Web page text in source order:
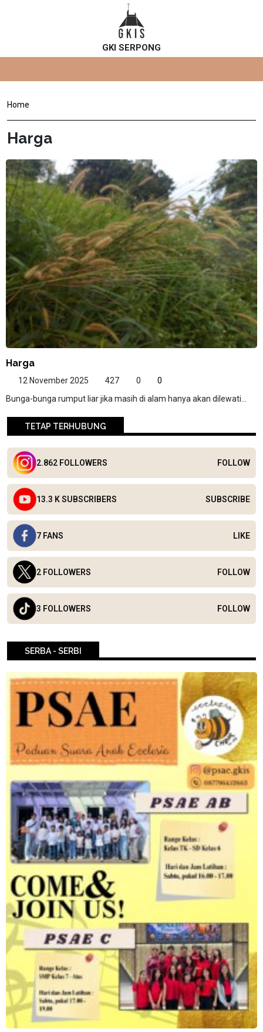
GKI SERPONG
Home
Harga
Harga
12 November 2025 427 0
0
Bunga-bunga rumput liar jika masih di alam hanya akan dilewati...
TETAP TERHUBUNG
2.862 FOLLOWERS FOLLOW
13.3 K SUBSCRIBERS SUBSCRIBE
7 FANS LIKE
2 FOLLOWERS FOLLOW
3 FOLLOWERS FOLLOW
SERBA - SERBI